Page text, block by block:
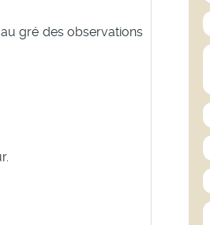
gré des observations